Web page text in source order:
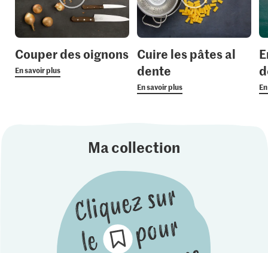
Couper des oignons
En savoir plus
Cuire les pâtes al
dente
En savoir plus
Ma collection